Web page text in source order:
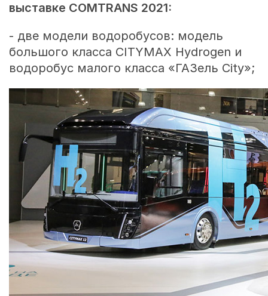
выставке COMTRANS 2021:
- две модели водоробусов: модель
большого класса CITYMAX Hydrogen и
водоробус малого класса «ГАЗель City»;